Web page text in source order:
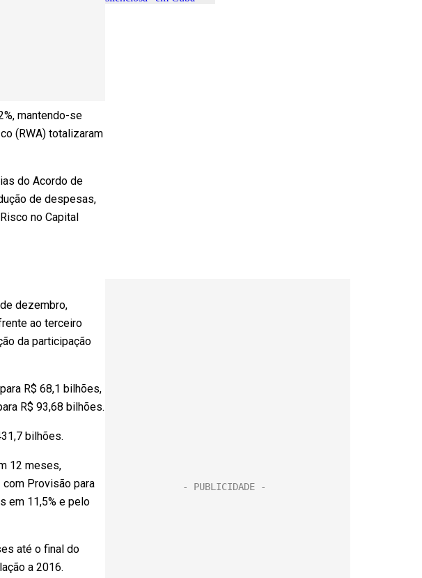
mantendo-se
(RWA) totalizaram
do Acordo de
de despesas,
no Capital
dezembro,
ao terceiro
da participação
R$ 68,1 bilhões,
R$ 93,68 bilhões.
bilhões.
12 meses,
Provisão para
em 11,5% e pelo
até o final do
a 2016.